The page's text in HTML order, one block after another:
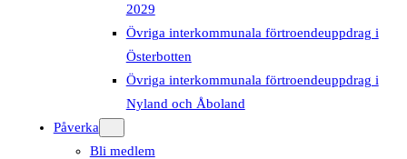
2029
Övriga interkommunala förtroendeuppdrag i
Österbotten
Övriga interkommunala förtroendeuppdrag i
Nyland och Åboland
Påverka
Bli medlem